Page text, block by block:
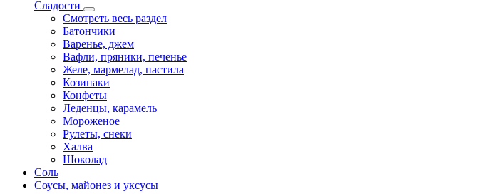
Сладости
Смотреть весь раздел
Батончики
Варенье, джем
Вафли, пряники, печенье
Желе, мармелад, пастила
Козинаки
Конфеты
Леденцы, карамель
Мороженое
Рулеты, снеки
Халва
Шоколад
Соль
Соусы, майонез и уксусы